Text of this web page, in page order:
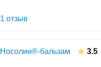
1 отзыв
Носолин®-бальзам 3.5